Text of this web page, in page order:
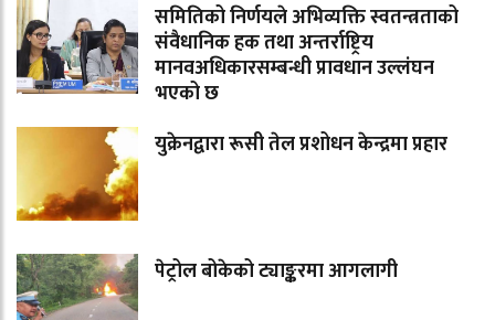
समितिको निर्णयले अभिव्यक्ति स्वतन्त्रताको
संवैधानिक हक तथा अन्तर्राष्ट्रिय
मानवअधिकारसम्बन्धी प्रावधान उल्लंघन
भएको छ
युक्रेनद्वारा रूसी तेल प्रशोधन केन्द्रमा प्रहार
पेट्रोल बोकेको ट्याङ्करमा आगलागी